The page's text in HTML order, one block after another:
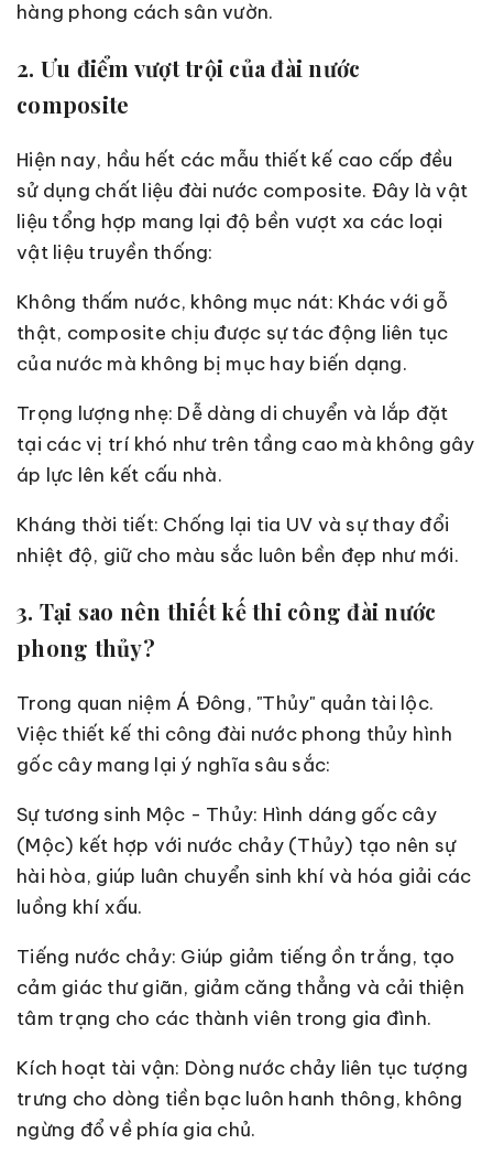
hàng phong cách sân vườn.
2. Ưu điểm vượt trội của đài nước
composite
Hiện nay, hầu hết các mẫu thiết kế cao cấp đều
sử dụng chất liệu đài nước composite. Đây là vật
liệu tổng hợp mang lại độ bền vượt xa các loại
vật liệu truyền thống:
Không thấm nước, không mục nát: Khác với gỗ
thật, composite chịu được sự tác động liên tục
của nước mà không bị mục hay biến dạng.
Trọng lượng nhẹ: Dễ dàng di chuyển và lắp đặt
tại các vị trí khó như trên tầng cao mà không gây
áp lực lên kết cấu nhà.
Kháng thời tiết: Chống lại tia UV và sự thay đổi
nhiệt độ, giữ cho màu sắc luôn bền đẹp như mới.
3. Tại sao nên thiết kế thi công đài nước
phong thủy?
Trong quan niệm Á Đông, "Thủy" quản tài lộc.
Việc thiết kế thi công đài nước phong thủy hình
gốc cây mang lại ý nghĩa sâu sắc:
Sự tương sinh Mộc - Thủy: Hình dáng gốc cây
(Mộc) kết hợp với nước chảy (Thủy) tạo nên sự
hài hòa, giúp luân chuyển sinh khí và hóa giải các
luồng khí xấu.
Tiếng nước chảy: Giúp giảm tiếng ồn trắng, tạo
cảm giác thư giãn, giảm căng thẳng và cải thiện
tâm trạng cho các thành viên trong gia đình.
Kích hoạt tài vận: Dòng nước chảy liên tục tượng
trưng cho dòng tiền bạc luôn hanh thông, không
ngừng đổ về phía gia chủ.